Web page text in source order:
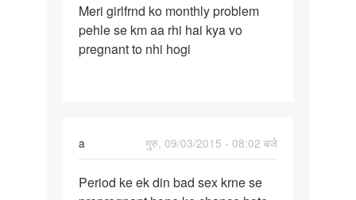
Meri
girlfrnd
ko
Meri girlfrnd ko monthly problem
pehle se km aa rhi hai kya vo
pregnant to nhi hogi
a
गुरु, 09/03/2015 - 08:02 बजे
Period
Period ke ek din bad sex krne se